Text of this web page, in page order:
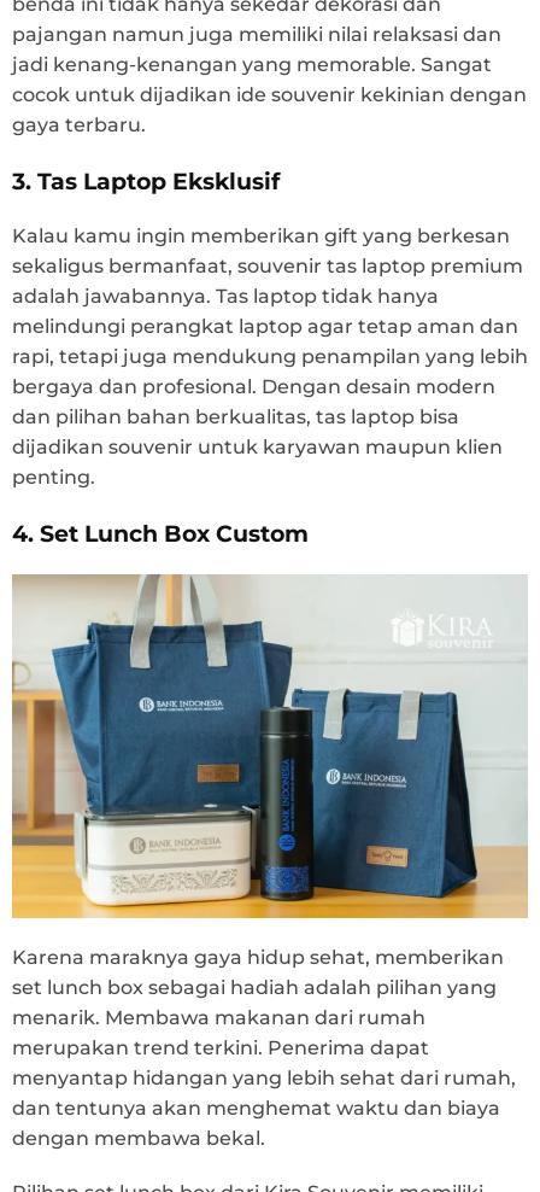
pajangan namun juga memiliki nilai relaksasi dan
jadi kenang-kenangan yang memorable. Sangat
cocok untuk dijadikan ide souvenir kekinian dengan
gaya terbaru.
3. Tas Laptop Eksklusif
Kalau kamu ingin memberikan gift yang berkesan
sekaligus bermanfaat, souvenir tas laptop premium
adalah jawabannya. Tas laptop tidak hanya
melindungi perangkat laptop agar tetap aman dan
rapi, tetapi juga mendukung penampilan yang lebih
bergaya dan profesional. Dengan desain modern
dan pilihan bahan berkualitas, tas laptop bisa
dijadikan souvenir untuk karyawan maupun klien
penting.
4. Set Lunch Box Custom
Karena maraknya gaya hidup sehat, memberikan
set lunch box sebagai hadiah adalah pilihan yang
menarik. Membawa makanan dari rumah
merupakan trend terkini. Penerima dapat
menyantap hidangan yang lebih sehat dari rumah,
dan tentunya akan menghemat waktu dan biaya
dengan membawa bekal.